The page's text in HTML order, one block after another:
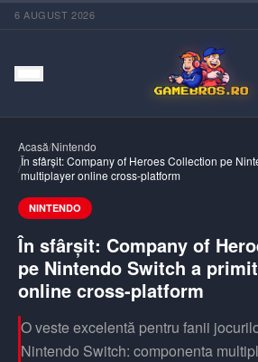
6 AUGUST 2026
Acasă/Nintendo
/În sfârșit: Company of Heroes Collection pe
multiplayer online cross-platform
NINTENDO
În sfârșit: Company of
pe Nintendo Switch a
online cross-platform
O veste excelentă pentru fanii
Nintendo Switch: componenta